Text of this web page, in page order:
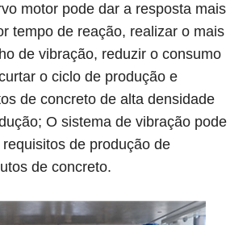
motor pode dar a resposta mais
tempo de reação, realizar o mais
de vibração, reduzir o consumo
o ciclo de produção e
de concreto de alta densidade
O sistema de vibração pode
de produção de
de concreto.